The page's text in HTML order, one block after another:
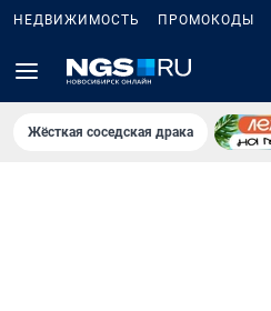
НЕДВИЖИМОСТЬ ПРОМОКОДЫ
Жёсткая соседская драка